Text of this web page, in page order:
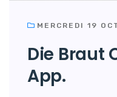
MERCREDI 19
Die Braut
App.